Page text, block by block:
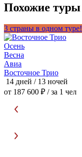
Похожие туры
3 страны в одном туре!
Осень
Весна
Авиа
Восточное Трио
14 дней / 13 ночей
от 187 600 ₽ / за 1 чел